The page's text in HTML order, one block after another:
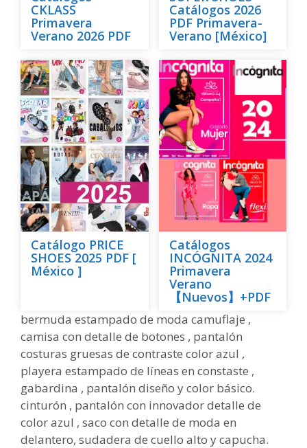
CKLASS
Primavera
Verano 2026 PDF
Catálogos 2026
PDF Primavera-
Verano [México]
Catálogo PRICE
SHOES 2025 PDF [
México ]
Catálogos
INCÓGNITA 2024
Primavera
Verano
【Nuevos】+PDF
bermuda estampado de moda camuflaje ,
camisa con detalle de botones , pantalón
costuras gruesas de contraste color azul ,
playera estampado de líneas en constaste ,
gabardina , pantalón diseño y color básico.
cinturón , pantalón con innovador detalle de
color azul , saco con detalle de moda en
delantero, sudadera de cuello alto y capucha.